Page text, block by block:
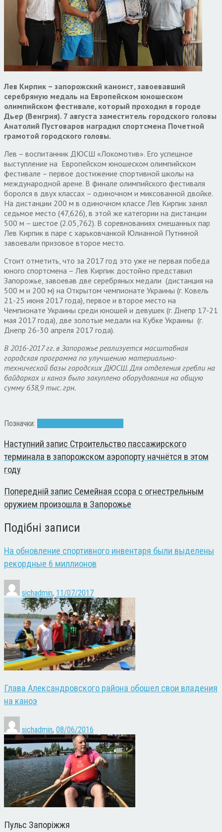
Лев Кирпик – запорожский каноист, завоевавший
серебряную медаль на Европейском юношеском
олимпийском фестивале, который проходил в городе
Дьер (Венгрия). 7 августа заместитель городского головы
Анатолий Пустоваров наградил спортсмена Почетной
грамотой городского головы.
Лев – воспитанник ДЮСШ «Локомотив». Его успешное
выступление на Европейском юношеском олимпийском
фестивале – первое достижение спортивной школы на
международной арене. В финале олимпийского фестиваля
боролся в двух классах – одиночном и миксованной двойке.
На дистанции 200 м в одиночном классе Лев Кирпик занял
седьмое место (47,626), в этой же категории на дистанции
500 м – шестое (2.05,762). В соревнованиях смешанных пар
Лев Кирпик в паре с харьковчанкой Юлианной Путниной
завоевали призовое второе место.
Стоит отметить, что за 2017 год это уже не первая победа
юного спортсмена – Лев Кирпик достойно представил
Запорожье, завоевав две серебряных медали (дистанция на
500 м и 200 м) на Открытом чемпионате Украины (г. Ковель
21-25 июня 2017 года), первое и второе место на
Чемпионате Украины среди юношей и девушек (г. Днепр 17-21
мая 2017 года), две золотые медали на Кубке Украины (г.
Днепр 26-30 апреля 2017 года).
В 2016-2017 гг. в Запорожье реализуется масштабная
городская программа по улучшению материально-
технической базы городских ДЮСШ. Для отделения гребли на
байдарках и каноэ было закуплено оборудования на общую
сумму 638,9 тыс. грн.
Позначки:
Наступний запис Строительство пассажирского
терминала в запорожском аэропорту начнётся в этом
году
Попередній запис Семейная ссора с огнестрельным
оружием произошла в Запорожье
Подібні записи
На обновление спортивного инвентаря были выделены
рекордные 6 миллионов
sichadmin, 11/07/2017
Глава Александровского района обошел свои владения
на каноэ
sichadmin, 08/06/2016
Пульс Запоріжжя